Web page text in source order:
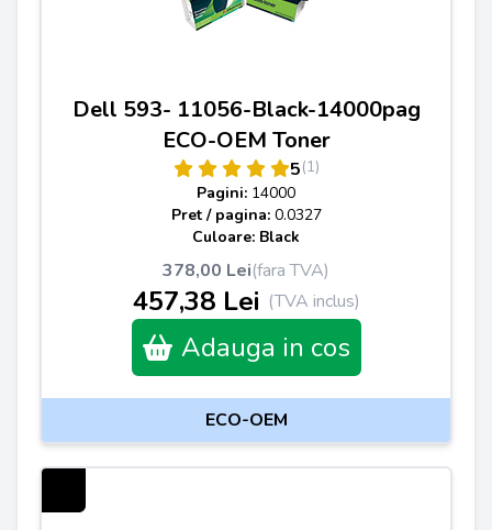
Dell 593- 11056-Black-14000pag
ECO-OEM Toner
5(1)
Pagini: 14000
Pret / pagina: 0.0327
Culoare: Black
378,00 Lei(fara TVA)
457,38 Lei (TVA inclus)
Adauga in cos
ECO-OEM